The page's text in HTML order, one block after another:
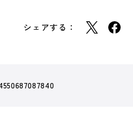
シェアする：